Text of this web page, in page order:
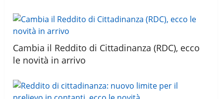
Cambia il Reddito di Cittadinanza (RDC), ecco
le novità in arrivo